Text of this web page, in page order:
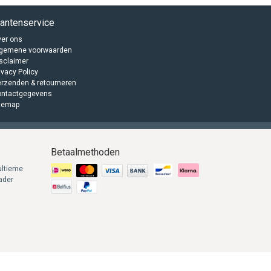
ons
voorwaarden
Policy
& retourneren
Betaalmethoden